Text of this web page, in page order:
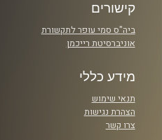
קישורים
ביה"ס סמי עופר לתקשורת
אוניברסיטת רייכמן
מידע כללי
תנאי שימוש
הצהרת נגישות
צרו קשר